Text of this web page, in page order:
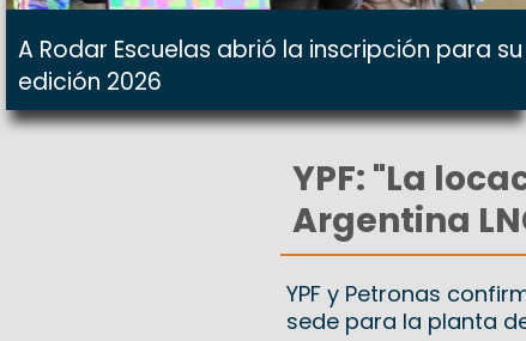
A Rodar Escuelas abrió la inscripción para su
edición 2026
YPF: "La
Argentina
YPF y Petronas
sede para la planta